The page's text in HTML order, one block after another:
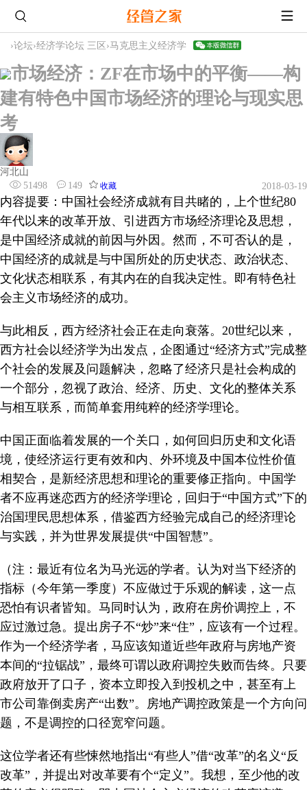
›论坛›经济学论坛 三区 ›马克思主义经济学
市场经济：ZF在市场中的平衡——构
建有特色中国市场经济的理论与现实思
考
河北山
51498
149 收藏 2018-03-19
内容提要：中国社会经济成就有目共睹的，上个世纪80
年代以来的改革开放、引进西方市场经济理论及思想，
是中国经济成就的前因与外因。然而，不可否认的是，
中国经济的成就是与中国所处的历史状态、政治状态、
文化状态相联系，有其内在的自我决定性。即有特色社
会主义市场经济的成功。
与此相反，西方经济社会正在走向衰落。20世纪以来，
西方社会以经济学为出发点，企图通过“经济方式”完成整
个社会的发展及问题解决，忽略了经济只是社会构成的
一个部分，忽视了政治、经济、历史、文化的整体关系
与相互联系，而简单套用纯粹的经济学理论。
中国正面临着发展的一个关口，如何回归历史和文化语
境，使经济运行更有效和内、外环境及中国本位性价值
相契合，是新经济思想和理论的重要修正指向。中国学
者不应再迷恋西方的经济学理论，回归于“中国方式”下的
治国理民思想体系，借鉴西方经验完成自己的经济理论
与实践，并为世界发展提供“中国智慧”。
（注：最近有位名为马光远的学者。认为对当下经济的
指标（今年第一季度）不应做过于乐观的解读，这一点
恐怕有识者皆知。马同时认为，政府在房价调控上，不
应过激过急。提出房子不“炒”来“住”，应该有一个过程。
作为一个经济学者，马应该知道近些年政府与房地产资
本间的“拉锯战”，最终可谓以政府调控失败而告终。只要
政府放开了口子，资本立即投入到投机之中，甚至有上
市公司靠倒卖房产“出数”。房地产调控政策是一个方向问
题，不是调控的口径宽窄问题。
这位学者还有些悚然地指出“有些人”借“改革”的名义“反
改革”，并提出对改革要有个“定义”。我想，至少他的改